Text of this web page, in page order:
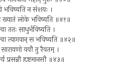
भविष्यति न संशयः ।
ख्यातं लोके भविष्यति ॥४१॥
ततः साधुर्भविष्यति ।
त्यागवान् स भविष्यति ॥४२॥
ययौ तु रैवतम् ।
प्रसन्नौ हृष्टमानसौ ॥४३॥